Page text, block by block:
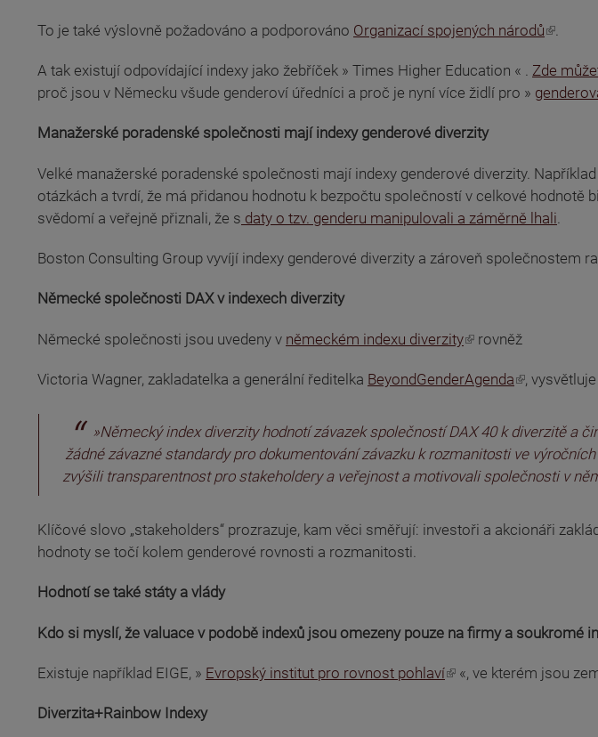
To je také výslovně požadováno a podporováno Organizací spojených národů
(odkaz je externí)
A tak existují odpovídající indexy jako žebříček » Times Higher Education « . Zde
(odkaz je externí)
proč jsou v Německu všude genderoví úředníci a proč je nyní více židlí pro »
(odkaz je externí)
Manažerské poradenské společnosti mají indexy genderové diverzity
Velké manažerské poradenské společnosti mají indexy genderové diverzity. Například
(odkaz je externí)
otázkách a tvrdí, že má přidanou hodnotu k bezpočtu společností v celkové hodnotě
svědomí a veřejně přiznali, že s daty o tzv. genderu manipulovali a záměrně lhali
Boston Consulting Group vyvíjí indexy genderové diverzity a zároveň společnostem
(odkaz je externí)
Německé společnosti DAX v indexech diverzity
Německé společnosti jsou uvedeny v německém indexu diverzity
(odkaz je externí) rovněž
Victoria Wagner, zakladatelka a generální ředitelka BeyondGenderAgenda
(odkaz je externí) ,
»Německý index diverzity hodnotí závazek společností DAX 40 k diverzitě a
žádné závazné standardy pro dokumentování závazku k rozmanitosti ve
zvýšili transparentnost pro stakeholdery a veřejnost a motivovali společnosti v
Klíčové slovo „stakeholders“ prozrazuje, kam věci směřují: investoři a akcionáři
hodnoty se točí kolem genderové rovnosti a rozmanitosti.
Hodnotí se také státy a vlády
Kdo si myslí, že valuace v podobě indexů jsou omezeny pouze na firmy a
Existuje například EIGE, » Evropský institut pro rovnost pohlaví
(odkaz je externí) «, ve kterém jsou
(odkaz je externí)
Diverzita+Rainbow Indexy